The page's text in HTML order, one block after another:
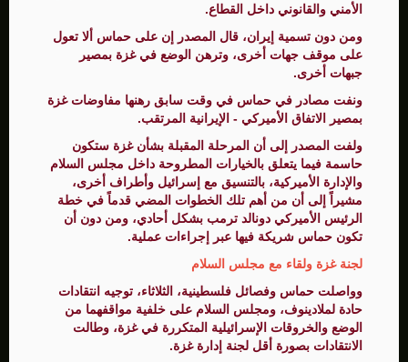
الأمني والقانوني داخل القطاع.
ومن دون تسمية إيران، قال المصدر إن على حماس ألا تعول
على موقف جهات أخرى، وترهن الوضع في غزة بمصير
جبهات أخرى.
ونفت مصادر في حماس في وقت سابق رهنها مفاوضات غزة
بمصير الاتفاق الأميركي - الإيرانية المرتقب.
ولفت المصدر إلى أن المرحلة المقبلة بشأن غزة ستكون
حاسمة فيما يتعلق بالخيارات المطروحة داخل مجلس السلام
والإدارة الأميركية، بالتنسيق مع إسرائيل وأطراف أخرى،
مشيراً إلى أن من أهم تلك الخطوات المضي قدماً في خطة
الرئيس الأميركي دونالد ترمب بشكل أحادي، ومن دون أن
تكون حماس شريكة فيها عبر إجراءات عملية.
لجنة غزة ولقاء مع مجلس السلام
وواصلت حماس وفصائل فلسطينية، الثلاثاء، توجيه انتقادات
حادة لملادينوف، ومجلس السلام على خلفية مواقفهما من
الوضع والخروقات الإسرائيلية المتكررة في غزة، وطالت
الانتقادات بصورة أقل لجنة إدارة غزة.